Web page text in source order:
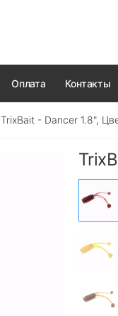
Оплата Контакты
TrixBait - Dancer 1.8",